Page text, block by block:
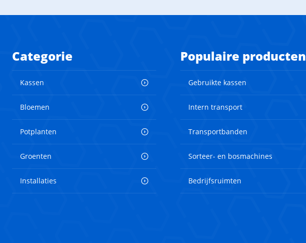
Categorie
Kassen
Bloemen
Potplanten
Groenten
Installaties
Populaire producten
Gebruikte kassen
Intern transport
Transportbanden
Sorteer- en bosmachines
Bedrijfsruimten